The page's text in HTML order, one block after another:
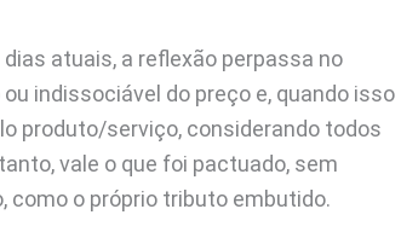
atuais, a reflexão perpassa no
indissociável do preço e, quando isso
produto/serviço, considerando todos
vale o que foi pactuado, sem
como o próprio tributo embutido.